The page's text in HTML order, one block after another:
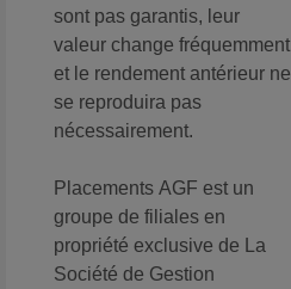
sont pas garantis, leur
valeur change fréquemment
et le rendement antérieur ne
se reproduira pas
nécessairement.
Placements AGF est un
groupe de filiales en
propriété exclusive de La
Société de Gestion